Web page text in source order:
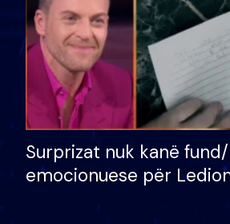
Surprizat nuk kanë
emocionuese për